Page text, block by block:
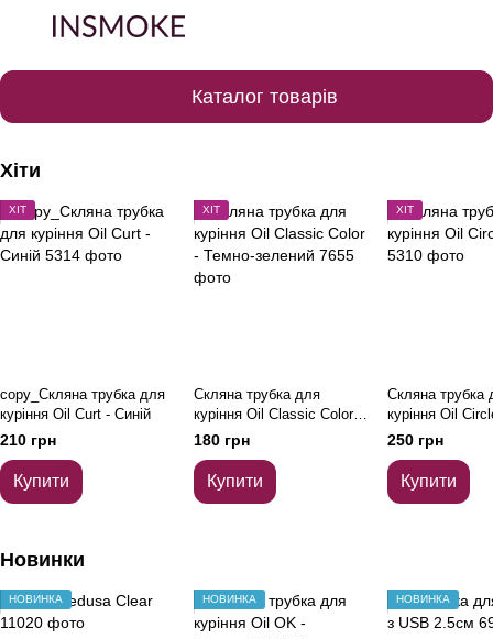
Каталог товарів
Хіти
ХІТ
copy_Скляна трубка для
куріння Oil Curt - Синій
210 грн
Купити
ХІТ
Скляна трубка для
куріння Oil Classic Color -
Темно-зелений
180 грн
Купити
ХІТ
Скляна трубка
куріння Oil
250 грн
Купити
Новинки
НОВИНКА НОВИНКА НОВИНКА